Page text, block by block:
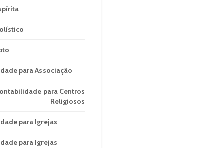
para Associação
para Centros
Religiosos
para Igrejas
para Igrejas